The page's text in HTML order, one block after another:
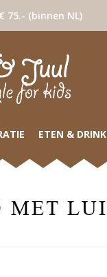
75.- (binnen NL)
ETEN &
MET